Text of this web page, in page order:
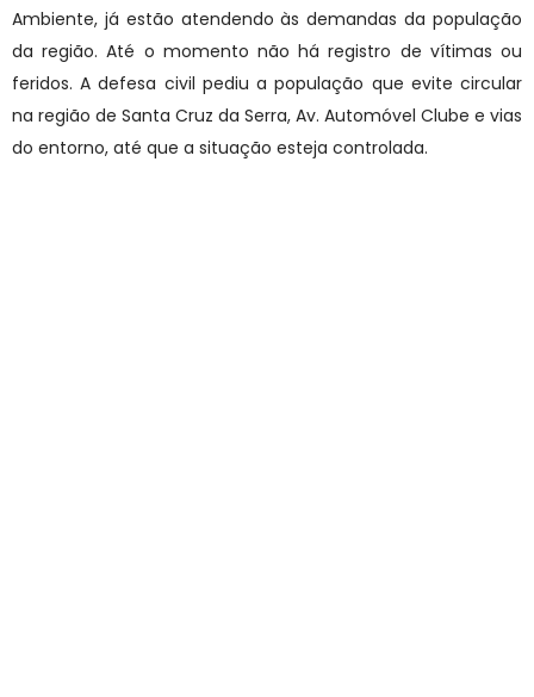
Ambiente, já estão atendendo às demandas da população
da região. Até o momento não há registro de vítimas ou
feridos. A defesa civil pediu a população que evite circular
na região de Santa Cruz da Serra, Av. Automóvel Clube e vias
do entorno, até que a situação esteja controlada.